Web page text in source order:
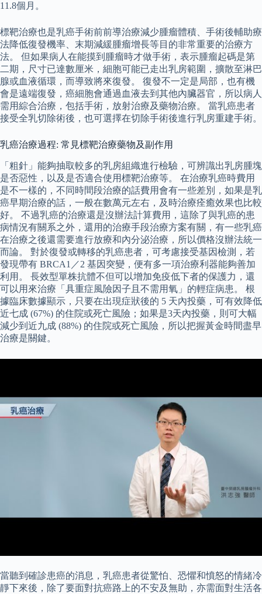
11.8個月。
標靶治療也是乳癌手術前前導治療減少腫瘤體積、手術後輔助療
法降低復發機率、末期減緩腫瘤增長等目的非常重要的治療方
法。 但如果病人在能摸到腫瘤時才做手術，表示腫瘤起碼是第
二期，尺寸已達數厘米，細胞可能已走出乳房範圍，擴散至淋巴
腺或血液循環，而導致將來復發。 復發不一定是局部，也有機
會是遠端復發，癌細胞會通過血液去到其他內臟器官，所以病人
需用綜合治療，包括手術，放射治療及藥物治療。 當乳癌患者
接受全乳切除術後，也可選擇在切除手術後進行乳房重建手術。
乳癌治療過程: 常見標靶治療藥物及副作用
「粗針」能夠抽取較多的乳房組織進行檢驗，可辨識出乳房腫塊
是否惡性，以及是否適合使用標靶治療等。 在治療乳癌時費用
是不一樣的，不同時間段治療的話費用會有一些差別，如果是乳
癌早期治療的話，一般在數萬元左右，及時治療痊癒效果也比較
好。 不過乳癌的治療還是沒辦法計算費用，這除了與乳癌的患
病情況有關系之外，還用的治療手段治療方案有關，有一些乳癌
在治療之後還需要進行放療和內分泌治療，所以價格沒辦法統一
而論。 對於復發或轉移的乳癌患者，可考慮接受基因檢測，若
發現帶有 BRCA1／2 基因突變，便有多一項治療利器能夠善加
利用。 長效型單株抗體不但可以增加免疫低下者的保護力，還
可以用來治療「具重症風險因子且不需用氧」的輕症病患。 根
據臨床數據顯示，只要在出現症狀後的 5 天內投藥，可有效降低
近七成 (67%) 的住院或死亡風險；如果是3天內投藥，則可大幅
減少到近九成 (88%) 的住院或死亡風險，所以把握黃金時間盡早
治療是關鍵。
當聽到確診患癌的消息，乳癌患者從驚怕、恐懼和憤怒的情緒冷
靜下來後，除了要面對抗癌路上的不安及無助，亦需面對生活各